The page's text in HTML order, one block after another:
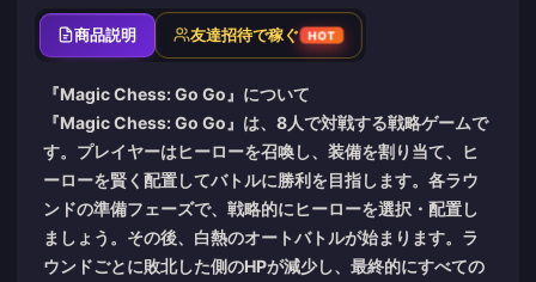
商品説明 友達招待で稼ぐ HOT
『Magic Chess: Go Go』について
『Magic Chess: Go Go』は、8人で対戦する戦略ゲームで
す。プレイヤーはヒーローを召喚し、装備を割り当て、ヒ
ーローを賢く配置してバトルに勝利を目指します。各ラウ
ンドの準備フェーズで、戦略的にヒーローを選択・配置し
ましょう。その後、白熱のオートバトルが始まります。ラ
ウンドごとに敗北した側のHPが減少し、最終的にすべての